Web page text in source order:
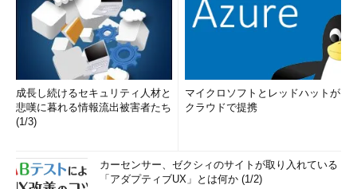
成長し続けるセキュリティ人材と
悲嘆に暮れる情報流出被害者たち
(1/3)
マイクロソフトとレッドハットが
クラウドで提携
カーセンサー、ゼクシィのサイトが取り入れている
「アダプティブUX」とは何か (1/2)